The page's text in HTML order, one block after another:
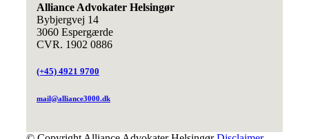
Alliance Advokater Helsingør
Bybjergvej 14
3060 Espergærde
CVR. 1902 0886
(+45) 4921 9700
mail@alliance3000.dk